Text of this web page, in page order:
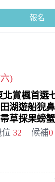
報名
)
北賞楓首選
湖遊船猊
草採果螃
位 32 候補0